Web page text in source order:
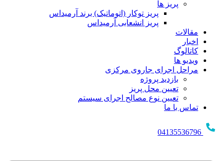
پریز ها
پریز توکار (اتوماتیک) برند آرمیداس
پریز انشعابی آرمیداس
مقالات
اخبار
کاتالوگ
ویدیو ها
مراحل اجرای جاروی مرکزی
بازدید پروژه
تعیین محل پریز
تعیین نوع مصالح اجرای سیستم
تماس با ما
04135536796